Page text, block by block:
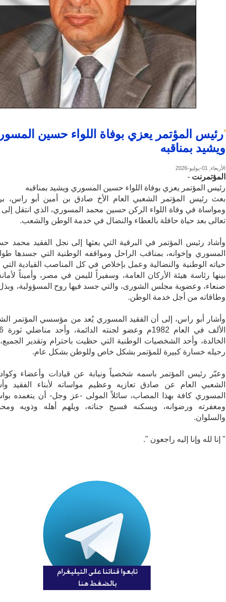
رئيس المؤتمر يعزي بوفاة اللواء حسين
ويشيد بمناقبه
الأربعاء, 01-يوليو-2026
المؤتمرنت -
رئيس المؤتمر يعزي بوفاة اللواء حسين المسوري ويشيد بمناقبه
بعث رئيس المؤتمر الشعبي العام الأخ صادق بن أمين أبو راس،
ومواساة في وفاة اللواء الركن حسين محمد المسوري، الذي انتقل إلى
تعالى بعد حياة حافلة بالعطاء والنضال في خدمة الوطن والشعب.
وأشاد رئيس المؤتمر في البرقية التي بعثها إلى نجل الفقيد محمد
المسوري وإخوانه، بمناقب الراحل ومواقفه الوطنية التي جسدها
حياته الوطنية والنضالية وعمل بإخلاص في كل المناصب القيادية
بينها رئاسة هيئة الأركان العامة، وسفيراً لليمن في مصر، وأميناً
صنعاء، وعضوية مجلس الشورى، والتي جسد فيها روح المسؤولية،
وطاقاته من أجل خدمة الوطن.
وأشار أبو راس، إلى أن الفقيد المسوري يُعد من مؤسسي المؤتمر
الخالدة، وأحد الشخصيات الوطنية التي حظيت باحترام وتقدير
رحيله خسارة كبيرة للمؤتمر بشكل خاص وللوطن بشكل عام.
وعبّر رئيس المؤتمر باسمه شخصياً ونيابة عن قيادات وأعضاء
الشعبي العام عن صادق تعازيه وعظيم مواساته لأبناء الفقيد
المسوري كافة بهذا المصاب، سائلاً المولى -عز وجل- أن يتغمده
ومغفرته ورضوانه، ويسكنه فسيح جناته، ويلهم أهله وذويه
والسلوان.
" إنا لله وإنا إليه راجعون ".